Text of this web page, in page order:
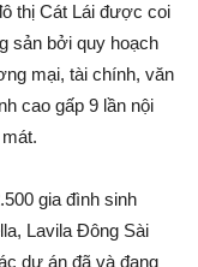
thị Cát Lái được coi
sản bởi quy hoạch
mại, tài chính, văn
cao gấp 9 lần nội
gia đình sinh
Lavila Đông Sài
dự án đã và đang